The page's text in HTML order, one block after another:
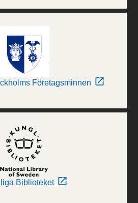
Företagsminnen
Biblioteket